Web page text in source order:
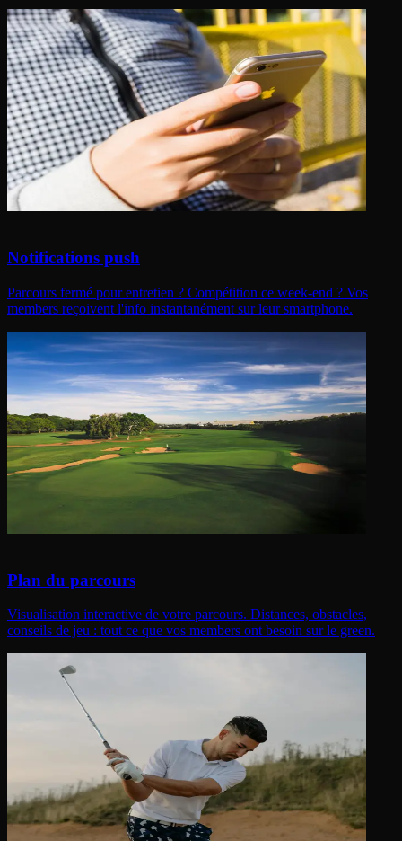
Notifications push
Parcours fermé pour entretien ? Compétition ce week-end ? Vos
members reçoivent l'info instantanément sur leur smartphone.
Plan du parcours
Visualisation interactive de votre parcours. Distances, obstacles,
conseils de jeu : tout ce que vos members ont besoin sur le green.